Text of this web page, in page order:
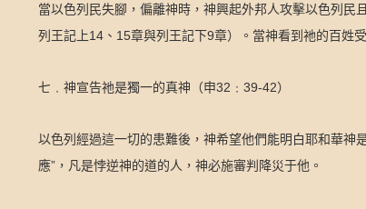
當以色列民失腳，偏離神時，神興起外邦人攻擊以色列
列王記上14 、 15章與列王記下9章）。當神看到祂的百姓
七﹒神宣告祂是獨一的真神（申32 ﹕ 39-42）
以色列經過這一切的患難後，神希望他們能明白耶和華神
應” ，凡是悖逆神的道的人，神必施審判降災于他。